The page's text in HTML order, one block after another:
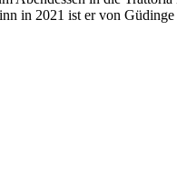
in 2021 ist er von Güdinge